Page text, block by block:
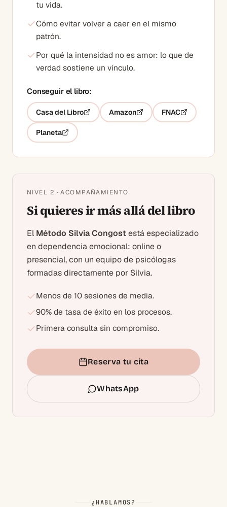
tu vida.
Cómo evitar volver a caer en el mismo
patrón.
Por qué la intensidad no es amor: lo que de
verdad sostiene un vínculo.
Conseguir el libro:
Casa del Libro Amazon FNAC
Planeta
NIVEL 2 · ACOMPAÑAMIENTO
Si quieres ir más allá del libro
El Método Silvia Congostestá especializado
en dependencia emocional: online o
presencial, con un equipo de psicólogas
formadas directamente por Silvia.
Menos de 10 sesiones de media.
90% de tasa de éxito en los procesos.
Primera consulta sin compromiso.
Reserva tu cita
WhatsApp
¿HABLAMOS?